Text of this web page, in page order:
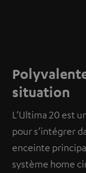
situation
L’Ultima 20 est
pour s’intégrer
enceinte
système home